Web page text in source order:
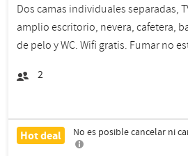
Dos camas individuales separadas,
amplio escritorio, nevera, cafetera,
de pelo y WC. Wifi gratis. Fumar no
2
Hot deal No es posible cancelar ni